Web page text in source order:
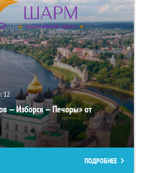
12
— Изборск — Печоры» от
ПОДРОБНЕЕ